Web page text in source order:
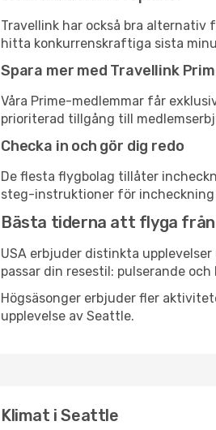
Travellink har också bra alternativ
hitta konkurrenskraftiga sista
Spara mer med Travellink
Våra Prime-medlemmar får
prioriterad tillgång till
Checka in och gör dig redo
De flesta flygbolag tillåter
steg-instruktioner för incheckning
Bästa tiderna att flyga
USA erbjuder distinkta
passar din resestil: pulserande
Högsäsonger erbjuder fler
upplevelse av Seattle.
Klimat i Seattle